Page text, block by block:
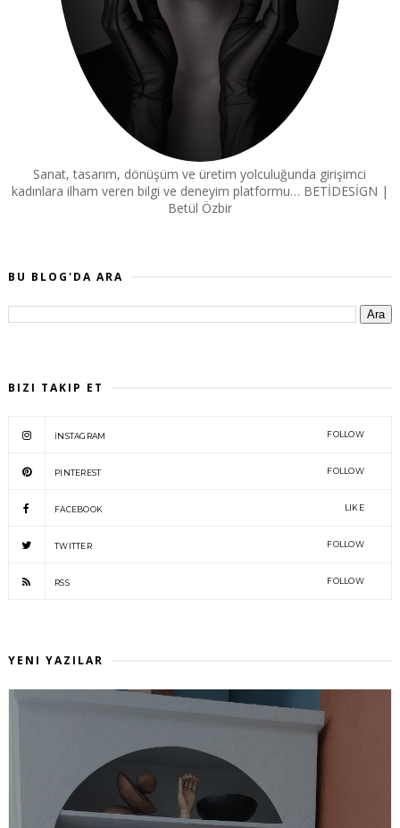
Sanat, tasarım, dönüşüm ve üretim yolculuğunda girişimci
kadınlara ilham veren bilgi ve deneyim platformu… BETİDESİGN |
Betül Özbir
BU BLOG'DA ARA
BIZI TAKIP ET
İNSTAGRAM FOLLOW
PINTEREST FOLLOW
FACEBOOK LIKE
TWITTER FOLLOW
RSS FOLLOW
YENI YAZILAR